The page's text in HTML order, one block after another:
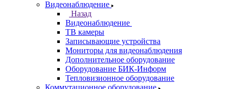
Видеонаблюдение
Назад
Видеонаблюдение
ТВ камеры
Записывающие устройства
Мониторы для видеонаблюдения
Дополнительное оборудование
Оборудование БИК-Информ
Тепловизионное оборудование
Коммутационное оборудование